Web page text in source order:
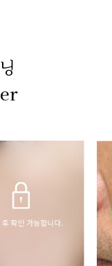
확인 가능합니다.